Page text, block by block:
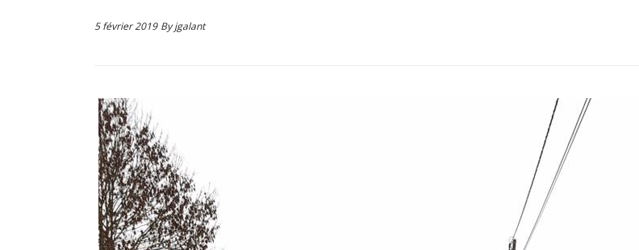
5 février 2019 Byjgalant